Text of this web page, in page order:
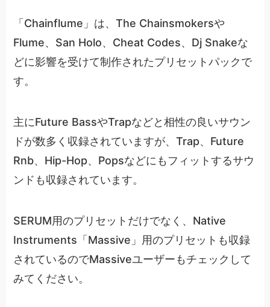
「Chainflume」は、The Chainsmokersや
Flume、San Holo、Cheat Codes、Dj Snakeな
どに影響を受けて制作されたプリセットパックで
す。
主にFuture BassやTrapなどと相性の良いサウン
ドが数多く収録されていますが、Trap、Future
Rnb、Hip-Hop、Popsなどにもフィットするサウ
ンドも収録されています。
SERUM用のプリセットだけでなく、Native
Instruments「Massive」用のプリセットも収録
されているのでMassiveユーザーもチェックして
みてください。